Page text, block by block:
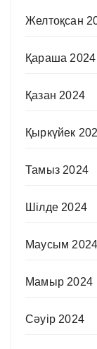
Желтоқсан
Қараша 2024
Қазан 2024
Қыркүйек
Тамыз 2024
Шілде 2024
Маусым 2024
Мамыр 2024
Сәуір 2024